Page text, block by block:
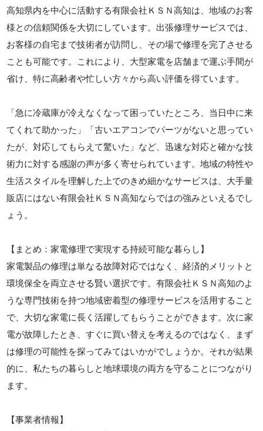
高知県内を中心に活動する有限会社ＫＳＮ高知は、地域のお客
様との信頼関係を大切にしています。出張修理サービスでは、
お客様の自宅まで技術者が訪問し、その場で修理を完了させる
ことも可能です。これにより、大型家電を店舗まで運ぶ手間が
省け、特に高齢者や忙しい方々から高い評価を得ています。
「急に冷蔵庫が冷えなくなって困っていたところ、当日中に来
てくれて助かった」「古いエアコンでパーツがないと思ってい
たが、対応してもらえて驚いた」など、迅速な対応と確かな技
術力に対する感謝の声が多く寄せられています。地域の特性や
生活スタイルを理解した上でのきめ細かなサービスは、大手量
販店にはない有限会社ＫＳＮ高知ならではの強みといえるでし
ょう。
【まとめ：家電修理で実現する持続可能な暮らし】
家電製品の修理は単なる故障対応ではなく、経済的メリットと
環境保全を両立させる賢い選択です。有限会社ＫＳＮ高知のよ
うな専門技術を持つ地域密着型の修理サービスを活用すること
で、大切な家電に長く活躍してもらうことができます。次に家
電が故障したとき、すぐに買い替えを考えるのではなく、まず
は修理の可能性を探ってみてはいかがでしょうか。それが結果
的に、私たちの暮らしと地球環境の両方を守ることにつながり
ます。
【事業者情報】